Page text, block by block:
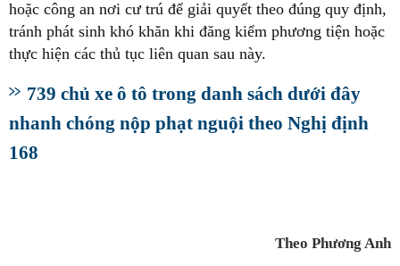
hoặc công an nơi cư trú để giải quyết theo đúng quy định,
tránh phát sinh khó khăn khi đăng kiểm phương tiện hoặc
thực hiện các thủ tục liên quan sau này.
739 chủ xe ô tô trong danh sách dưới đây
nhanh chóng nộp phạt nguội theo Nghị định
168
Theo Phương Anh